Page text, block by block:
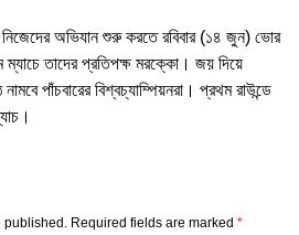
নিজেদের অভিযান শুরু করতে রবিবার (১৪ জুন) ভোর
ম্যাচে তাদের প্রতিপক্ষ মরক্কো। জয় দিয়ে
নামবে পাঁচবারের বিশ্বচ্যাম্পিয়নরা। প্রথম রাউন্ডে
published. Required fields are marked *